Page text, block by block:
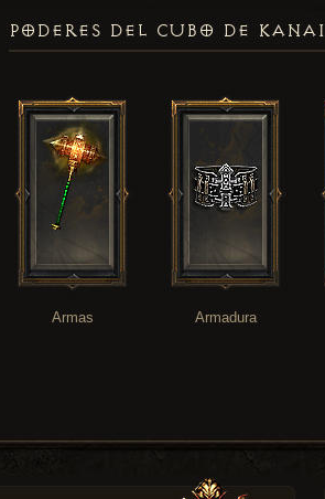
PODERES DEL CUBO DE KANAI
Armas Armadura